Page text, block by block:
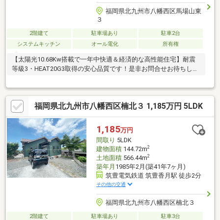
福岡県北九州市八幡西区馬場山東
３
2階建て 駐車場あり
駐車2台
システムキッチン
オール電化 所有権
【太陽光10.68Kw搭載で一年中快適＆経済的な高性能住宅】耐震
等級3・HEAT20G3取得の安心品質です！是非お問合せお待ちして
福岡県北九州市八幡西区楠北３ 1,185万円 5LDK
1,185万円
間取り 5LDK
建物面積144.72m2
土地面積566.44m2
築年月 1985年2月(築41年7ヶ月)
筑豊電気鉄道 筑豊香月駅 徒歩2分
その他の交通
福岡県北九州市八幡西区楠北３
2階建て 駐車場あり
駐車3台